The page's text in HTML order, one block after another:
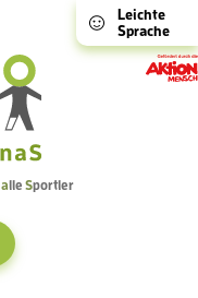
Leichte
Sprache
alle Sportler